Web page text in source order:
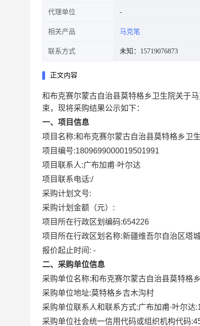
代理单位
相关产品 马克笔
联系方式 未知：15719076873
正文内容
和布克赛尔蒙古自治县莫特格乡卫生院关于
束，现将采购结果公示如下：
一、项目信息
项目名称:和布克赛尔蒙古自治县莫特格乡卫
项目编号:1809699000019501991
项目联系人:广布加甫·叶尔达
项目联系电话:/
采购计划文号:
采购计划金额（元）:
项目所在行政区划编码:654226
项目所在行政区划名称:新疆维吾尔自治区塔
报价起止时间: -
二、采购单位信息
采购单位名称:和布克赛尔蒙古自治县莫特格
采购单位地址:莫特格乡吉木沟村
采购单位联系人和联系方式:广布加甫·叶尔达
采购单位社会统一信用代码或组织机构代码: